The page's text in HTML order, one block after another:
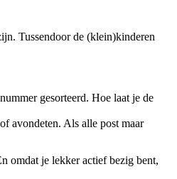
Tussendoor de (klein)kinderen
gesorteerd. Hoe laat je de
avondeten. Als alle post maar
omdat je lekker actief bezig bent,